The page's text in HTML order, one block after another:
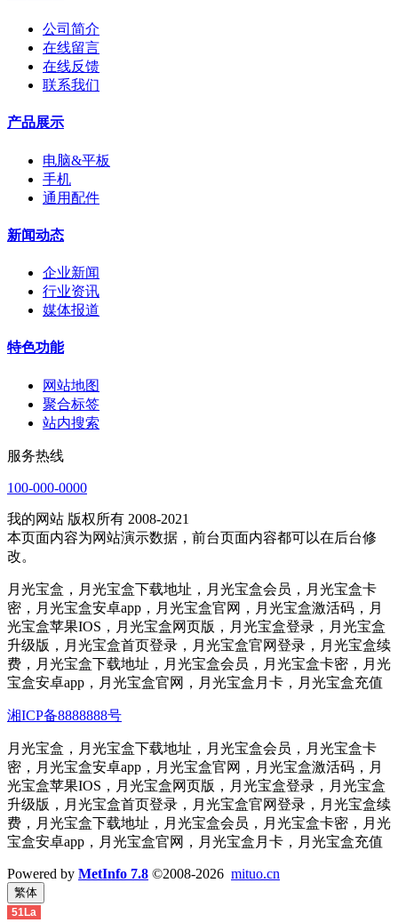
公司简介
在线留言
在线反馈
联系我们
产品展示
电脑&平板
手机
通用配件
新闻动态
企业新闻
行业资讯
媒体报道
特色功能
网站地图
聚合标签
站内搜索
服务热线
100-000-0000
我的网站 版权所有 2008-2021
本页面内容为网站演示数据，前台页面内容都可以在后台修
改。
月光宝盒，月光宝盒下载地址，月光宝盒会员，月光宝盒卡
密，月光宝盒安卓app，月光宝盒官网，月光宝盒激活码，月
光宝盒苹果IOS，月光宝盒网页版，月光宝盒登录，月光宝盒
升级版，月光宝盒首页登录，月光宝盒官网登录，月光宝盒续
费，月光宝盒下载地址，月光宝盒会员，月光宝盒卡密，月光
宝盒安卓app，月光宝盒官网，月光宝盒月卡，月光宝盒充值
湘ICP备8888888号
月光宝盒，月光宝盒下载地址，月光宝盒会员，月光宝盒卡
密，月光宝盒安卓app，月光宝盒官网，月光宝盒激活码，月
光宝盒苹果IOS，月光宝盒网页版，月光宝盒登录，月光宝盒
升级版，月光宝盒首页登录，月光宝盒官网登录，月光宝盒续
费，月光宝盒下载地址，月光宝盒会员，月光宝盒卡密，月光
宝盒安卓app，月光宝盒官网，月光宝盒月卡，月光宝盒充值
Powered by MetInfo 7.8 ©2008-2026 mituo.cn
繁体
51La